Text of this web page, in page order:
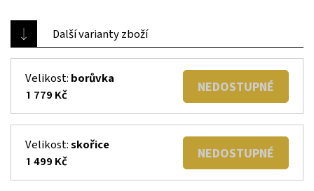
Další varianty zboží
Velikost: borůvka
1 779 Kč
NEDOSTUPNÉ
Velikost: skořice
1 499 Kč
NEDOSTUPNÉ